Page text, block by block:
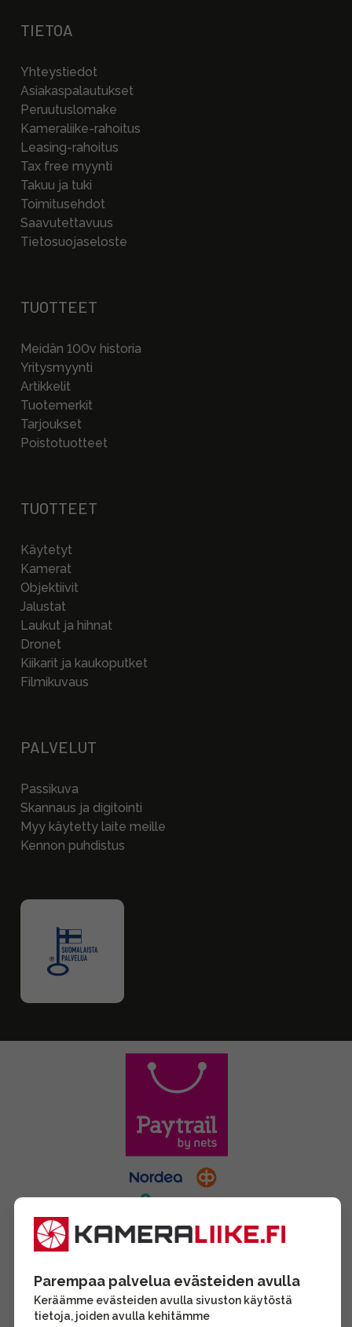
TIETOA
Yhteystiedot
Asiakaspalautukset
Peruutuslomake
Kameraliike-rahoitus
Leasing-rahoitus
Tax free myynti
Takuu ja tuki
Toimitusehdot
Saavutettavuus
Tietosuojaseloste
TUOTTEET
Meidän 100v historia
Yritysmyynti
Artikkelit
Tuotemerkit
Tarjoukset
Poistotuotteet
TUOTTEET
Käytetyt
Kamerat
Objektiivit
Jalustat
Laukut ja hihnat
Dronet
Kiikarit ja kaukoputket
Filmikuvaus
PALVELUT
Passikuva
Skannaus ja digitointi
Myy käytetty laite meille
Kennon puhdistus
Parempaa palvelua evästeiden avulla
Keräämme evästeiden avulla sivuston käytöstä
tietoja, joiden avulla kehitämme